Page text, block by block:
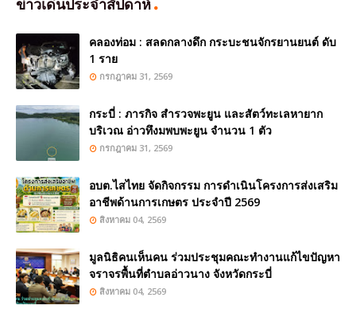
ข่าวเด่นประจำสัปดาห์
คลองท่อม : สลดกลางดึก กระบะชนจักรยานยนต์ ดับ
1 ราย
กรกฎาคม 31, 2569
กระบี่ : ภารกิจ สำรวจพะยูน และสัตว์ทะเลหายาก
บริเวณ อ่าวทึงมพบพะยูน จำนวน 1 ตัว
กรกฎาคม 31, 2569
อบต.ไสไทย จัดกิจกรรม การดำเนินโครงการส่งเสริม
อาชีพด้านการเกษตร ประจำปี 2569
สิงหาคม 04, 2569
มูลนิธิคนเห็นคน ร่วมประชุมคณะทำงานแก้ไขปัญหา
จราจรพื้นที่ตำบลอ่าวนาง จังหวัดกระบี่
สิงหาคม 04, 2569